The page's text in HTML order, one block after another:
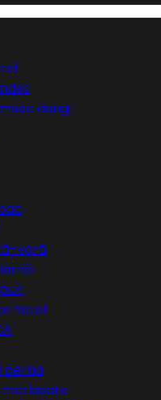
dungi
vară
hotel
perna